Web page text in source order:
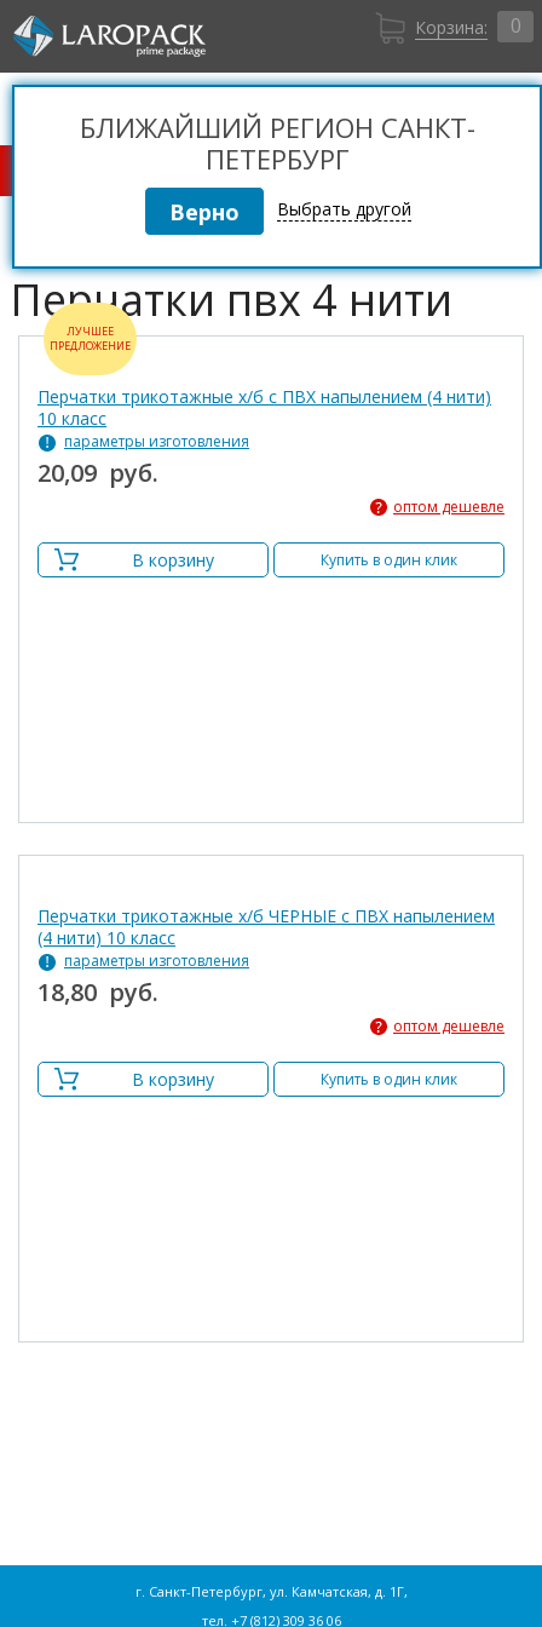
Корзина: 0
Санкт-Петербург
+7 (812) 309 36 06
Вход
Регистрация
КАТАЛОГ ТОВАРОВ
БЛИЖАЙШИЙ РЕГИОН САНКТ-
ПЕТЕРБУРГ
Выбрать другой
Перчатки пвх 4 нити
ЛУЧШЕЕ
ПРЕДЛОЖЕНИЕ
Перчатки трикотажные х/б с ПВХ напылением (4 нити)
10 класс
параметры изготовления
20,09 руб.
оптом дешевле
В корзину Купить в один клик
Перчатки трикотажные х/б ЧЕРНЫЕ с ПВХ напылением
(4 нити) 10 класс
параметры изготовления
18,80 руб.
оптом дешевле
В корзину Купить в один клик
г. Санкт-Петербург, ул. Камчатская, д. 1Г,
тел. +7 (812) 309 36 06